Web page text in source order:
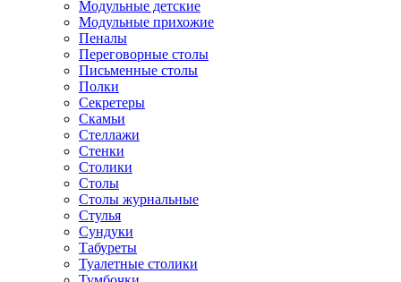
Модульные детские
Модульные прихожие
Пеналы
Переговорные столы
Письменные столы
Полки
Секретеры
Скамьи
Стеллажи
Стенки
Столики
Столы
Столы журнальные
Стулья
Сундуки
Табуреты
Туалетные столики